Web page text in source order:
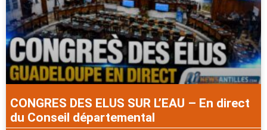
CONGRES DES ELUS SUR L’EAU – En direct
du Conseil départemental